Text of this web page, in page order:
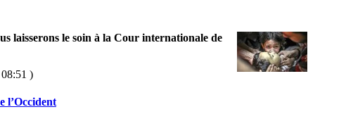
laisserons le soin à la Cour internationale de
)
l’Occident